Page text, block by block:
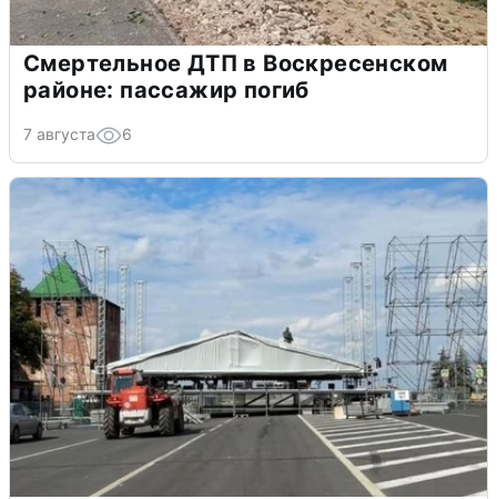
Смертельное ДТП в Воскресенском
районе: пассажир погиб
7 августа 6